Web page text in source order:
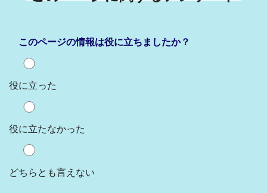
このページの情報は役に立ちましたか？
役に立った
役に立たなかった
どちらとも言えない